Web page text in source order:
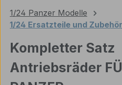
1/24 Panzer Modelle
1/24 Ersatzteile und Zubehör
Kompletter Satz
Antriebsräder